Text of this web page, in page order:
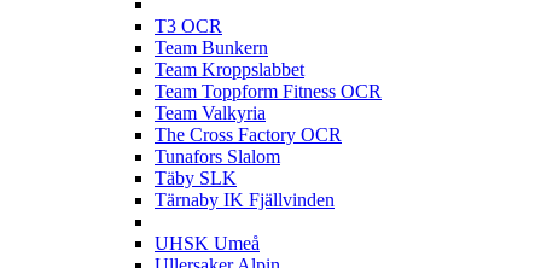
T3 OCR
Team Bunkern
Team Kroppslabbet
Team Toppform Fitness OCR
Team Valkyria
The Cross Factory OCR
Tunafors Slalom
Täby SLK
Tärnaby IK Fjällvinden
UHSK Umeå